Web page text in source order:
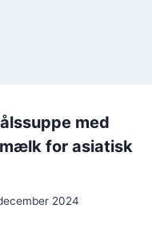
med
for asiatisk
2024